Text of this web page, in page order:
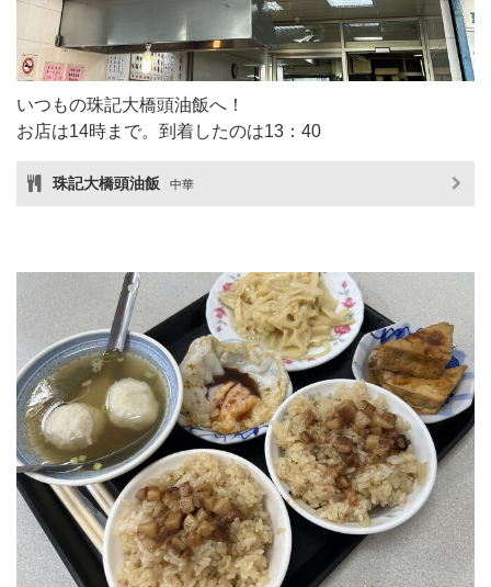
いつもの珠記大橋頭油飯へ！
お店は14時まで。到着したのは13：40
珠記大橋頭油飯 中華